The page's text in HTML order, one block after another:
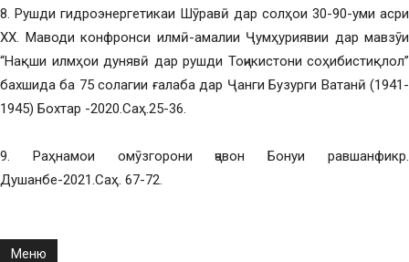
8. Рушди гидроэнергетикаи Шӯравӣ дар солҳои 30-90-уми асри
ХХ. Маводи конфронси илмӣ-амалии Ҷумҳуриявии дар мавзӯи
“Нақши илмҳои дунявӣ дар рушди Тоҷикистони соҳибистиқлол”
бахшида ба 75 солагии ғалаба дар Ҷанги Бузурги Ватанӣ (1941-
1945) Бохтар -2020.Саҳ.25-36.
9. Раҳнамои омӯзгорони ҷавон Бонуи равшанфикр.
Душанбе-2021.Саҳ. 67-72.
Меню